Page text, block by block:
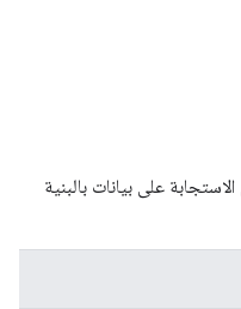
على بيانات بالبنية